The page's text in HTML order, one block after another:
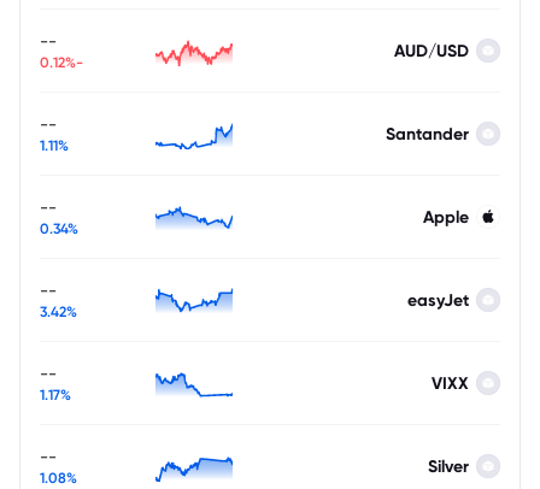
AUD/USD
--
-0.12%
Santander
--
1.11%
Apple
--
0.34%
easyJet
--
3.42%
VIXX
--
1.17%
Silver
--
1.08%